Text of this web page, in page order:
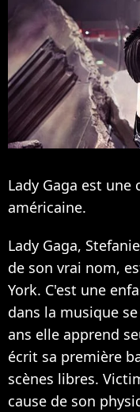
Lady Gaga est
américaine.
Lady Gaga,
de son vrai nom,
York. C'est une
dans la musique
ans elle apprend
écrit sa première
scènes libres.
cause de son